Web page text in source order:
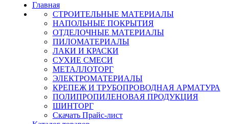
Главная
СТРОИТЕЛЬНЫЕ МАТЕРИАЛЫ
НАПОЛЬНЫЕ ПОКРЫТИЯ
ОТДЕЛОЧНЫЕ МАТЕРИАЛЫ
ПИЛОМАТЕРИАЛЫ
ЛАКИ И КРАСКИ
СУХИЕ СМЕСИ
МЕТАЛЛОТОРГ
ЭЛЕКТРОМАТЕРИАЛЫ
КРЕПЕЖ И ТРУБОПРОВОДНАЯ АРМАТУРА
ПОЛИПРОПИЛЕНОВАЯ ПРОДУКЦИЯ
ШИНТОРГ
Скачать Прайс-лист